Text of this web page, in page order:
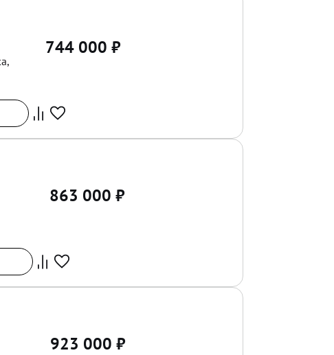
,
744 000 ₽
863 000 ₽
923 000 ₽